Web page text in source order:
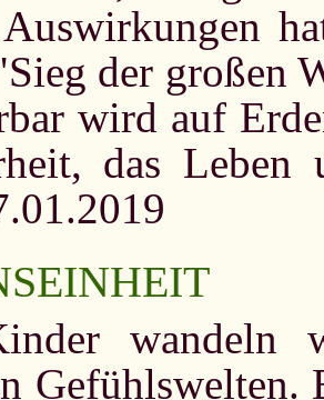
der großen
wird auf
das
wandeln
Gefühlswelten.